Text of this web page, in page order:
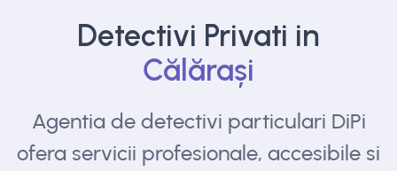
Detectivi Privati in
Călărași
Agentia de detectivi particulari DiPi
ofera servicii profesionale, accesibile si